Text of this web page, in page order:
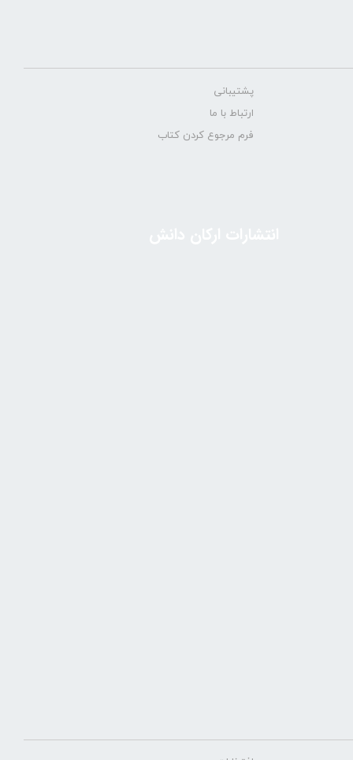
پشتیبانی
ارتباط با ما
فرم مرجوع کردن کتاب